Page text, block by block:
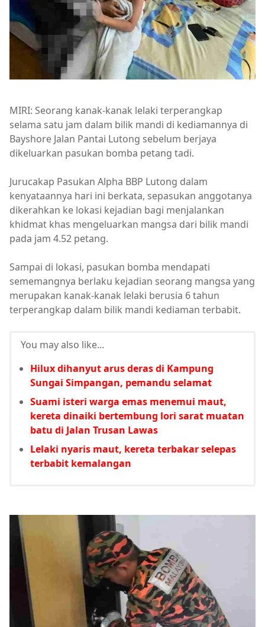
MIRI: Seorang kanak-kanak lelaki terperangkap
selama satu jam dalam bilik mandi di kediamannya di
Bayshore Jalan Pantai Lutong sebelum berjaya
dikeluarkan pasukan bomba petang tadi.
Jurucakap Pasukan Alpha BBP Lutong dalam
kenyataannya hari ini berkata, sepasukan anggotanya
dikerahkan ke lokasi kejadian bagi menjalankan
khidmat khas mengeluarkan mangsa dari bilik mandi
pada jam 4.52 petang.
Sampai di lokasi, pasukan bomba mendapati
sememangnya berlaku kejadian seorang mangsa yang
merupakan kanak-kanak lelaki berusia 6 tahun
terperangkap dalam bilik mandi kediaman terbabit.
You may also like...
Hilux dihanyut arus deras di Kampung
Sungai Simpangan, pemandu selamat
Suami isteri warga emas menemui maut,
kereta dinaiki bertembung lori sarat muatan
batu di Jalan Trusan Lawas
Lelaki nyaris maut, kereta terbakar selepas
terbabit kemalangan